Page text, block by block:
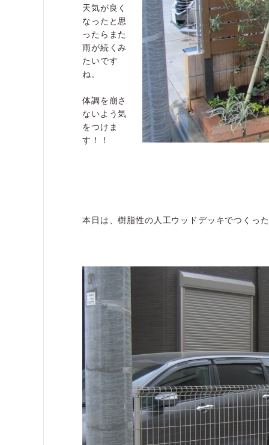
天気が良く
なったと思
ったらまた
雨が続くみ
たいです
ね。
体調を崩さ
ないよう気
をつけま
す！！
本日は、樹脂性の人工ウッドデッキでつくっ